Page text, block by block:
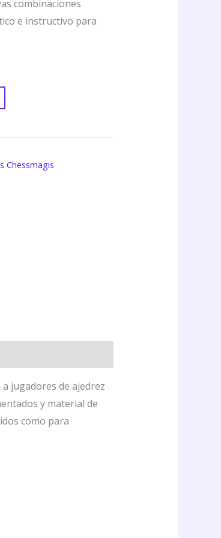
combinaciones
e instructivo para
Chessmagis
jugadores de ajedrez
y material de
como para